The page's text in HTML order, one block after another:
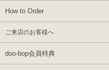
How to Order
ご来店のお客様へ
doo-bop会員特典